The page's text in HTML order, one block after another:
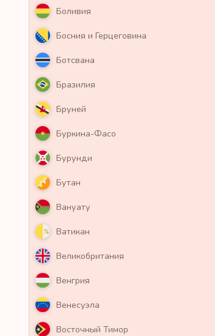
Боливия
Босния и Герцеговина
Ботсвана
Бразилия
Бруней
Буркина-Фасо
Бурунди
Бутан
Вануату
Ватикан
Великобритания
Венгрия
Венесуэла
Восточный Тимор